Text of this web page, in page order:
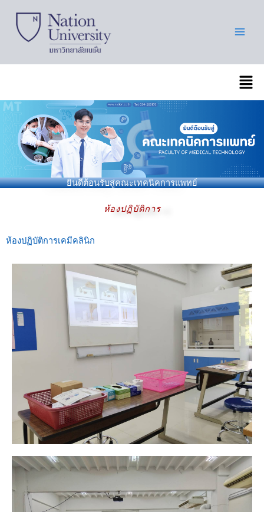
content
เมนู
ยินดีต้อนรับสู่คณะเทคนิคการแพทย์
ห้องปฏิบัติการ
ห้องปฏิบัติการเคมีคลินิก